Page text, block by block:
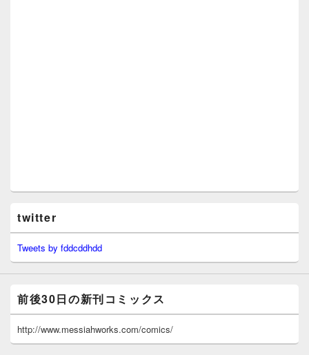
twitter
Tweets by fddcddhdd
前後30日の新刊コミックス
http://www.messiahworks.com/comics/